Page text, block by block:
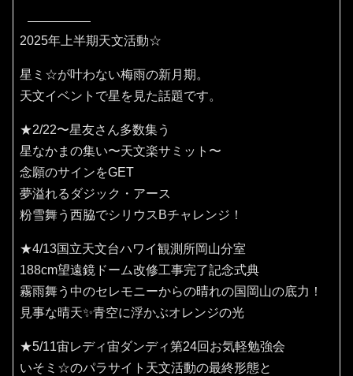
2025年上半期天文活動☆
星ミ☆が叶わない梅雨の新月期。
天文イベントで星を見た話題です。
★2/22〜星友さん多数集う
星なかまの集い〜天文楽サミット〜
念願のサインをGET
夢溢れるダジック・アース
粉雪舞う西脇でシリウスBチャレンジ！
★4/13国立天文台ハワイ観測所岡山分室
188cm望遠鏡ドーム改修工事完了記念式典
霧雨舞う中のセレモニーからの晴れの国岡山の底力！
見事な晴天✨️青空に浮かぶオレンジの光
★5/11宙レディ宙ダンディ第24回お気軽勉強会
いそミ☆のパラサイト天文活動の最終形態と